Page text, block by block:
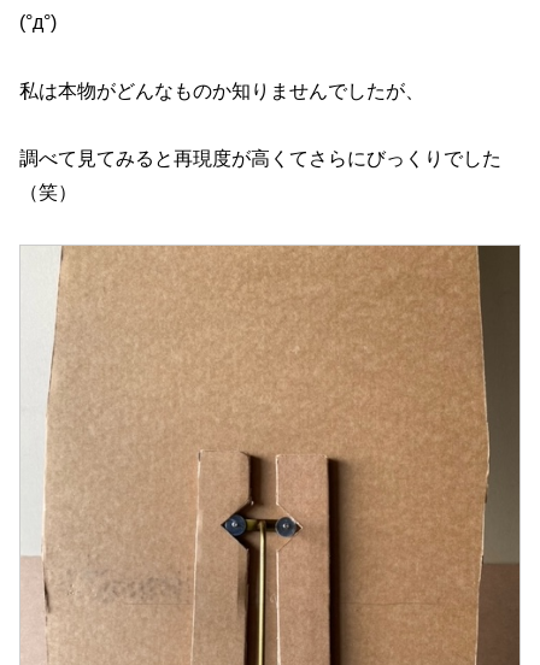
(°д°)
私は本物がどんなものか知りませんでしたが、
調べて見てみると再現度が高くてさらにびっくりでした
（笑）